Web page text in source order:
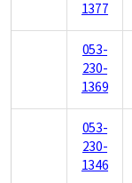
1377
053-
230-
1369
053-
230-
1346